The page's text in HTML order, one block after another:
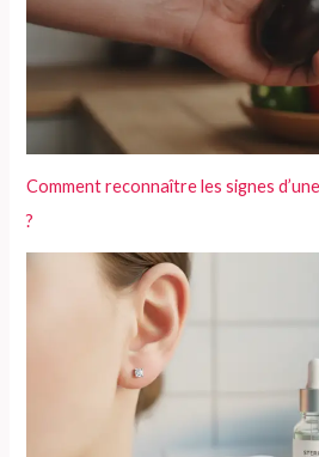
Comment reconnaître les signes
?